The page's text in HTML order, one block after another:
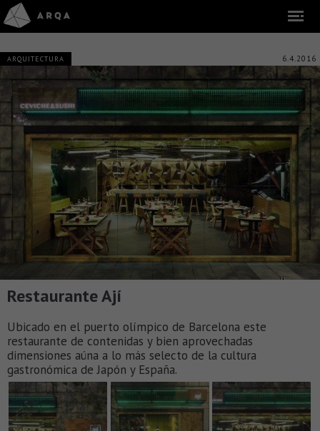
ARQUITECTURA 6.4.2016
Restaurante Ají
Ubicado en el puerto olímpico de Barcelona este
restaurante de contenidas y bien aprovechadas
dimensiones aúna a lo más selecto de la cultura
gastronómica de Japón y España.